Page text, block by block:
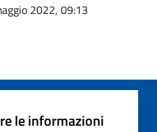
2022, 09:13
le informazioni